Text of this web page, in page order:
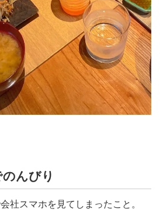
んびり
社スマホを見てしまったこと。